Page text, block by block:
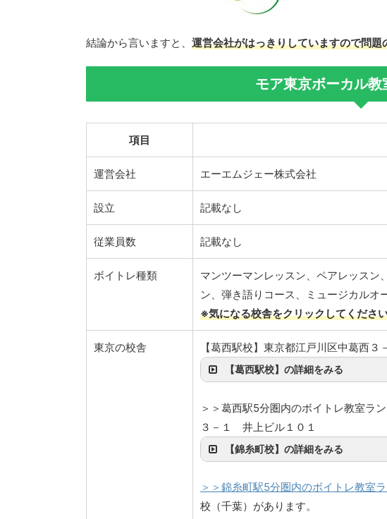
結論から言いますと、 運営会社がはっきりしていますので問
モア東京ボーカル
項目
運営会社 エーエムジェー株式会社
設立 記載なし
従業員数 記載なし
ボイトレ種類
マンツーマンレッスン、ペアレッスン
ン、弾き語りコース、ミュージカルオ
※気になる校舎をクリックしてくださ
東京の校舎 【葛西駅校】東京都江戸川区中葛西３
【葛西駅校】の詳細をみる
＞＞葛西駅5分圏内のボイトレ教室ラ
３－１ 井上ビル１０１
【錦糸町校】の詳細をみる
＞＞錦糸町駅5分圏内のボイトレ教室
校（千葉）があります。